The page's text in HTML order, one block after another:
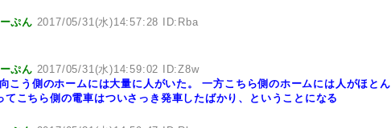
ぷん 2017/05/31(水)14:57:28 ID:Rba
ぷん 2017/05/31(水)14:59:02 ID:Z8w
こう側のホームには大量に人がいた。
一方こちら側のホームには人がほとん
てこちら側の電車はついさっき発車したばかり、ということになる